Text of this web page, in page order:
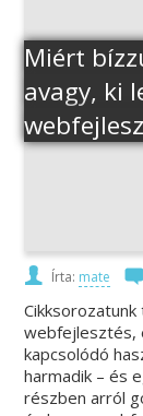
Miért
avagy, ki
Írta: mate
Cikksorozatunk
webfejlesztés,
kapcsolódó
harmadik – és
részben arról